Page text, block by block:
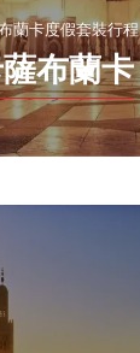
蘭卡度假套裝行程
布蘭卡